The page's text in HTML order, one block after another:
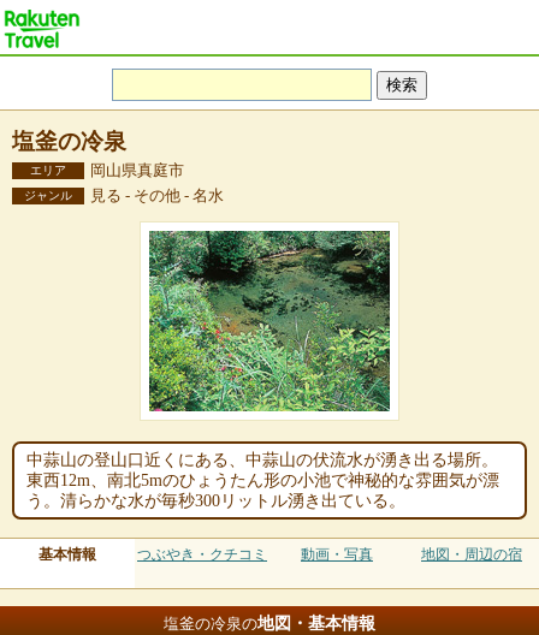
塩釜の冷泉
エリア 岡山県真庭市
ジャンル 見る - その他 - 名水
中蒜山の登山口近くにある、中蒜山の伏流水が湧き出る場所。
東西12m、南北5mのひょうたん形の小池で神秘的な雰囲気が漂
う。清らかな水が毎秒300リットル湧き出ている。
基本情報 つぶやき・クチコミ 動画・写真 地図・周辺の宿
塩釜の冷泉の地図・基本情報